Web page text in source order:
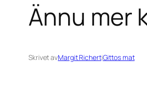
Ännu mer
Skrivet avMargit RichertiGittos mat